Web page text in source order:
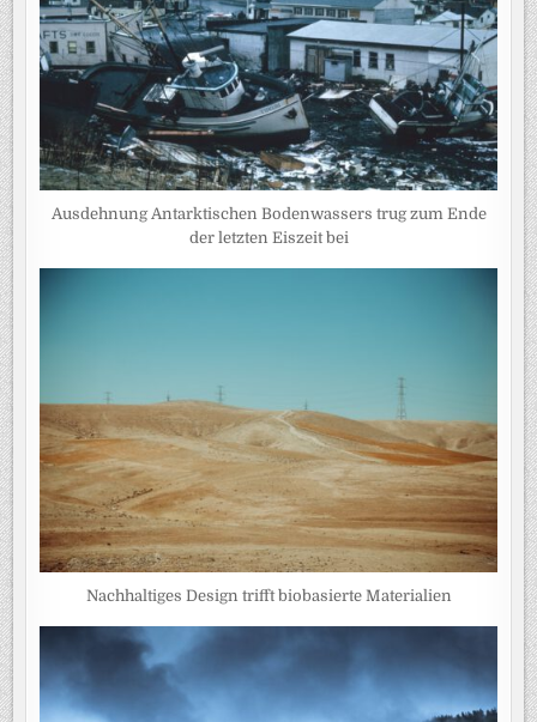
Ausdehnung Antarktischen Bodenwassers trug zum Ende
der letzten Eiszeit bei
Nachhaltiges Design trifft biobasierte Materialien